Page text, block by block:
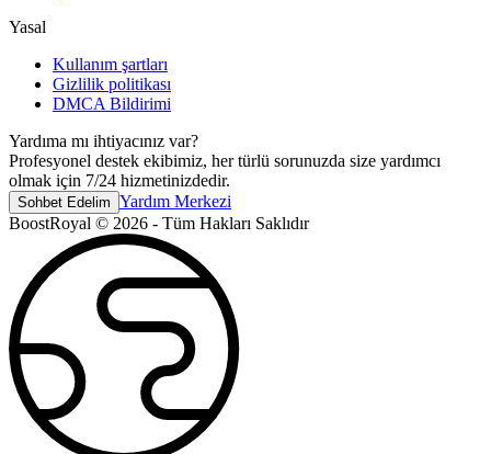
Yasal
Kullanım şartları
Gizlilik politikası
DMCA Bildirimi
Yardıma mı ihtiyacınız var?
Profesyonel destek ekibimiz, her türlü sorunuzda size yardımcı
olmak için 7/24 hizmetinizdedir.
Sohbet Edelim Yardım Merkezi
BoostRoyal © 2026 - Tüm Hakları Saklıdır